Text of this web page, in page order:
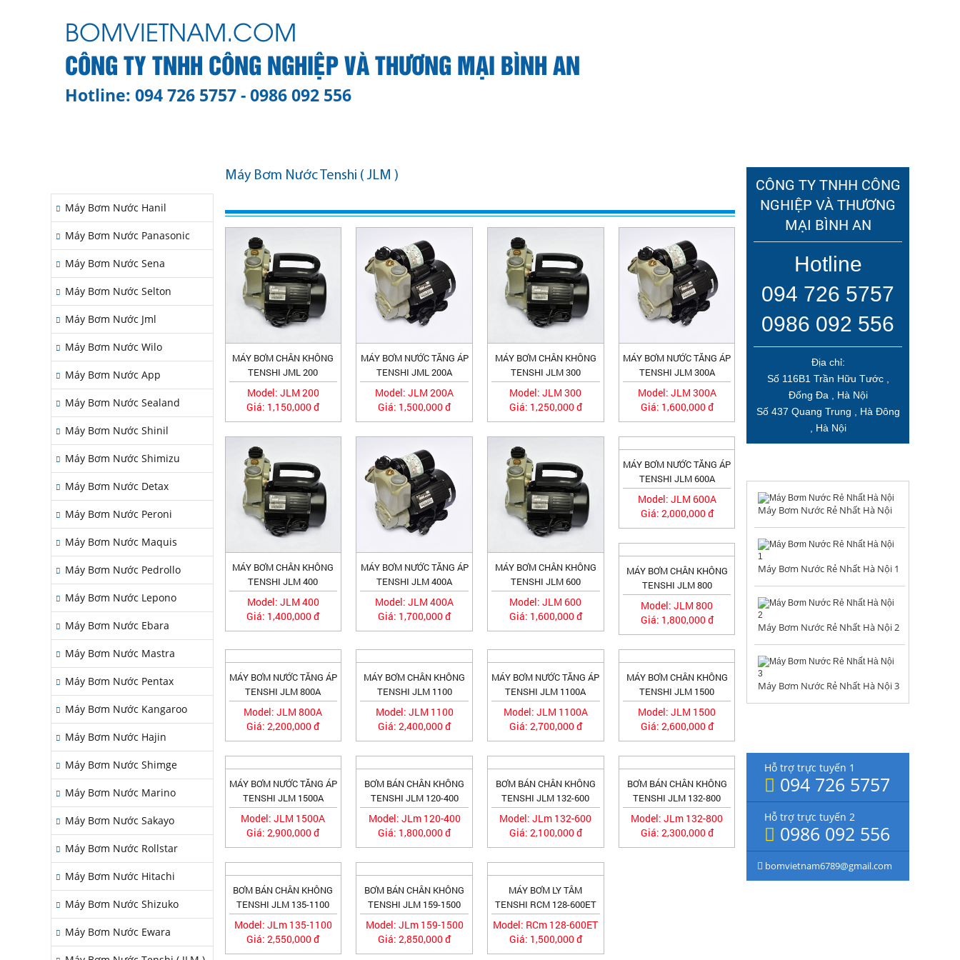
BOMVIETNAM.COM
CÔNG TY TNHH CÔNG NGHIỆP VÀ THƯƠNG MẠI BÌNH AN
Hotline: 094 726 5757 - 0986 092 556
Máy Bơm Nước Hanil
Máy Bơm Nước Panasonic
Máy Bơm Nước Sena
Máy Bơm Nước Selton
Máy Bơm Nước Jml
Máy Bơm Nước Wilo
Máy Bơm Nước App
Máy Bơm Nước Sealand
Máy Bơm Nước Shinil
Máy Bơm Nước Shimizu
Máy Bơm Nước Detax
Máy Bơm Nước Peroni
Máy Bơm Nước Maquis
Máy Bơm Nước Pedrollo
Máy Bơm Nước Lepono
Máy Bơm Nước Ebara
Máy Bơm Nước Mastra
Máy Bơm Nước Pentax
Máy Bơm Nước Kangaroo
Máy Bơm Nước Hajin
Máy Bơm Nước Shimge
Máy Bơm Nước Marino
Máy Bơm Nước Sakayo
Máy Bơm Nước Rollstar
Máy Bơm Nước Hitachi
Máy Bơm Nước Shizuko
Máy Bơm Nước Ewara
Máy Bơm Nước Tenshi ( JLM )
MÁY BƠM CHÂN KHÔNG
TENSHI JML 200
Model: JLM 200
Giá: 1,150,000 đ
MÁY BƠM NƯỚC TĂNG ÁP
TENSHI JML 200A
Model: JLM 200A
Giá: 1,500,000 đ
MÁY BƠM CHÂN KHÔNG
TENSHI JLM 300
Model: JLM 300
Giá: 1,250,000 đ
MÁY BƠM NƯỚC TĂNG ÁP
TENSHI JLM 300A
Model: JLM 300A
Giá: 1,600,000 đ
MÁY BƠM CHÂN KHÔNG
TENSHI JLM 400
Model: JLM 400
Giá: 1,400,000 đ
MÁY BƠM NƯỚC TĂNG ÁP
TENSHI JLM 400A
Model: JLM 400A
Giá: 1,700,000 đ
MÁY BƠM CHÂN KHÔNG
TENSHI JLM 600
Model: JLM 600
Giá: 1,600,000 đ
MÁY BƠM NƯỚC TĂNG ÁP
TENSHI JLM 600A
Model: JLM 600A
Giá: 2,000,000 đ
MÁY BƠM CHÂN KHÔNG
TENSHI JLM 800
Model: JLM 800
Giá: 1,800,000 đ
MÁY BƠM NƯỚC TĂNG ÁP
TENSHI JLM 800A
Model: JLM 800A
Giá: 2,200,000 đ
MÁY BƠM CHÂN KHÔNG
TENSHI JLM 1100
Model: JLM 1100
Giá: 2,400,000 đ
MÁY BƠM NƯỚC TĂNG ÁP
TENSHI JLM 1100A
Model: JLM 1100A
Giá: 2,700,000 đ
MÁY BƠM CHÂN KHÔNG
TENSHI JLM 1500
Model: JLM 1500
Giá: 2,600,000 đ
MÁY BƠM NƯỚC TĂNG ÁP
TENSHI JLM 1500A
Model: JLM 1500A
Giá: 2,900,000 đ
BƠM BÁN CHÂN KHÔNG
TENSHI JLM 120-400
Model: JLm 120-400
Giá: 1,800,000 đ
BƠM BÁN CHÂN KHÔNG
TENSHI JLM 132-600
Model: JLm 132-600
Giá: 2,100,000 đ
BƠM BÁN CHÂN KHÔNG
TENSHI JLM 132-800
Model: JLm 132-800
Giá: 2,300,000 đ
BƠM BÁN CHÂN KHÔNG
TENSHI JLM 135-1100
Model: JLm 135-1100
Giá: 2,550,000 đ
BƠM BÁN CHÂN KHÔNG
TENSHI JLM 159-1500
Model: JLm 159-1500
Giá: 2,850,000 đ
MÁY BƠM LY TÂM
TENSHI RCM 128-600ET
Model: RCm 128-600ET
Giá: 1,500,000 đ
CÔNG TY TNHH CÔNG
NGHIỆP VÀ THƯƠNG
MẠI BÌNH AN
Hotline
094 726 5757
0986 092 556
Địa chỉ:
Số 116B1 Trần Hữu Tước ,
Đống Đa , Hà Nội
Số 437 Quang Trung , Hà Đông
, Hà Nội
Máy Bơm Nước Rẻ Nhất Hà Nội
Máy Bơm Nước Rẻ Nhất Hà Nội 1
Máy Bơm Nước Rẻ Nhất Hà Nội 2
Máy Bơm Nước Rẻ Nhất Hà Nội 3
Hỗ trợ trực tuyến 1
094 726 5757
Hỗ trợ trực tuyến 2
0986 092 556
bomvietnam6789@gmail.com